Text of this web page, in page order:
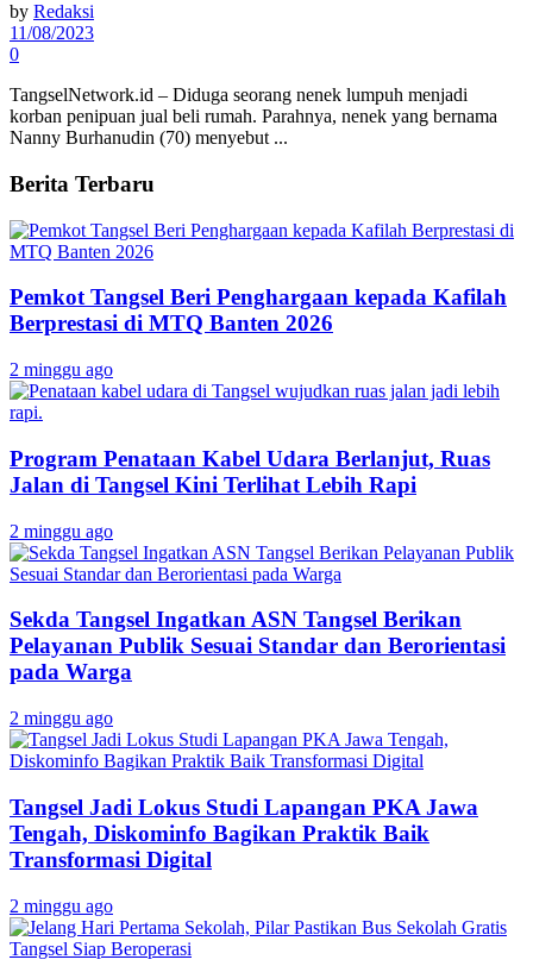
by Redaksi
11/08/2023
0
TangselNetwork.id – Diduga seorang nenek lumpuh menjadi
korban penipuan jual beli rumah. Parahnya, nenek yang bernama
Nanny Burhanudin (70) menyebut ...
Berita Terbaru
Pemkot Tangsel Beri Penghargaan kepada Kafilah
Berprestasi di MTQ Banten 2026
2 minggu ago
Program Penataan Kabel Udara Berlanjut, Ruas
Jalan di Tangsel Kini Terlihat Lebih Rapi
2 minggu ago
Sekda Tangsel Ingatkan ASN Tangsel Berikan
Pelayanan Publik Sesuai Standar dan Berorientasi
pada Warga
2 minggu ago
Tangsel Jadi Lokus Studi Lapangan PKA Jawa
Tengah, Diskominfo Bagikan Praktik Baik
Transformasi Digital
2 minggu ago